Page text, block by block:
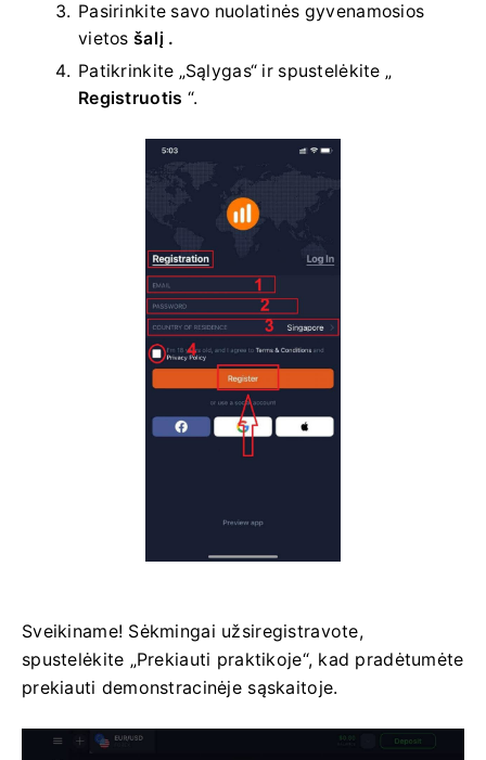
Pasirinkite savo nuolatinės gyvenamosios
vietos šalį .
Patikrinkite „Sąlygas“ ir spustelėkite „
Registruotis “.
Sveikiname! Sėkmingai užsiregistravote,
spustelėkite „Prekiauti praktikoje“, kad pradėtumėte
prekiauti demonstracinėje sąskaitoje.